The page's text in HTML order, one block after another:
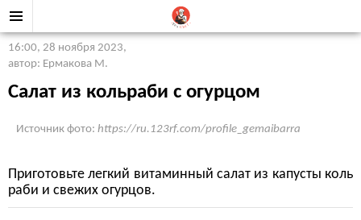
16:00, 28 ноября 2023,
автор: Ермакова М.
Салат из кольраби с огурцом
Источник фото: https://ru.123rf.com/profile_gemaibarra
Приготовьте легкий витаминный салат из капусты коль
раби и свежих огурцов.